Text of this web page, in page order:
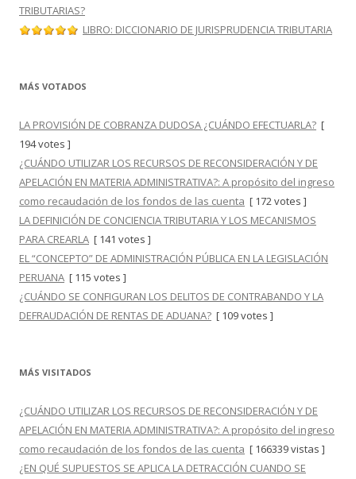
TRIBUTARIAS?
LIBRO: DICCIONARIO DE JURISPRUDENCIA TRIBUTARIA
MÁS VOTADOS
LA PROVISIÓN DE COBRANZA DUDOSA ¿CUÁNDO EFECTUARLA? [
194 votes ]
¿CUÁNDO UTILIZAR LOS RECURSOS DE RECONSIDERACIÓN Y DE
APELACIÓN EN MATERIA ADMINISTRATIVA?: A propósito del ingreso
como recaudación de los fondos de las cuenta [ 172 votes ]
LA DEFINICIÓN DE CONCIENCIA TRIBUTARIA Y LOS MECANISMOS
PARA CREARLA [ 141 votes ]
EL “CONCEPTO” DE ADMINISTRACIÓN PÚBLICA EN LA LEGISLACIÓN
PERUANA [ 115 votes ]
¿CUÁNDO SE CONFIGURAN LOS DELITOS DE CONTRABANDO Y LA
DEFRAUDACIÓN DE RENTAS DE ADUANA? [ 109 votes ]
MÁS VISITADOS
¿CUÁNDO UTILIZAR LOS RECURSOS DE RECONSIDERACIÓN Y DE
APELACIÓN EN MATERIA ADMINISTRATIVA?: A propósito del ingreso
como recaudación de los fondos de las cuenta [ 166339 vistas ]
¿EN QUÉ SUPUESTOS SE APLICA LA DETRACCIÓN CUANDO SE